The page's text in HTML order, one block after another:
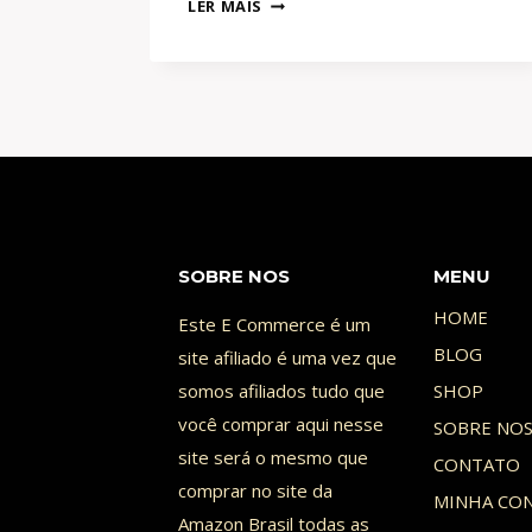
LER MAIS
SPOILERS]
SOBRE NOS
Este E Commerce é um
site afiliado é uma vez que
somos afiliados tudo que
você comprar aqui nesse
site será o mesmo que
comprar no site da
Amazon Brasil todas as
MENU
HOME
BLOG
SHOP
SOBRE NOS
CONTATO
MINHA